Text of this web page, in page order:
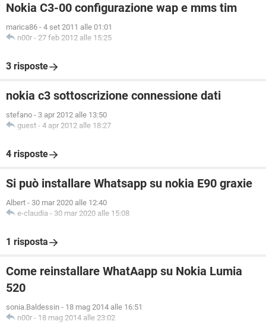
Nokia C3-00 configurazione wap e mms tim
marica86 - 4 set 2011 alle 01:01
n00r - 27 feb 2012 alle 15:25
3 risposte
nokia c3 sottoscrizione connessione dati
stefano - 3 apr 2012 alle 13:50
guest - 4 apr 2012 alle 18:27
4 risposte
Si può installare Whatsapp su nokia E90 graxie
Albert - 30 mar 2020 alle 12:40
e-claudia - 30 mar 2020 alle 15:08
1 risposta
Come reinstallare WhatAapp su Nokia Lumia
520
sonia.Baldessin - 18 mag 2014 alle 16:51
n00r - 18 mag 2014 alle 23:02